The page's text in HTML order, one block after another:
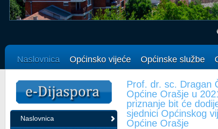
Naslovnica Općinsko vijeće Općinske službe
Naslovnica
Prof. dr. sc. Dragan
Općine Orašje u
priznanje bit će
sjednici Općinskog
Općine Orašje